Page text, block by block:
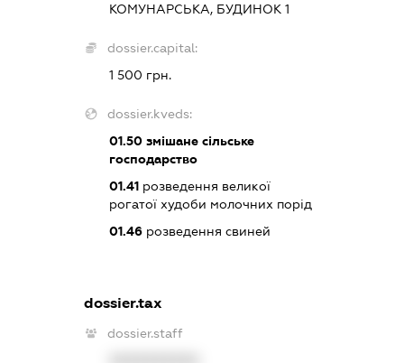
КОМУНАРСЬКА, БУДИНОК 1
dossier.capital:
1 500 грн.
dossier.kveds:
01.50змішане сільське
господарство
01.41розведення великої
рогатої худоби молочних порід
01.46розведення свиней
dossier.tax
dossier.staff